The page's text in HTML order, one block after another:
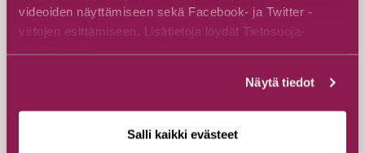
videoiden näyttämiseen sekä Facebook- ja Twitter -
virtojen esittämiseen. Lisätietoja löydät Tietosuoja-
sivuiltamme.
Näytä tiedot
Salli kaikki evästeet
Camp Norwide und Restaurant
Hossantie 278a, 89920 Ruhtinansalmi